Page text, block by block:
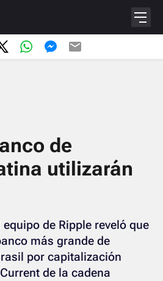
de
utilizarán
de Ripple reveló que
más grande de
por capitalización
de la cadena